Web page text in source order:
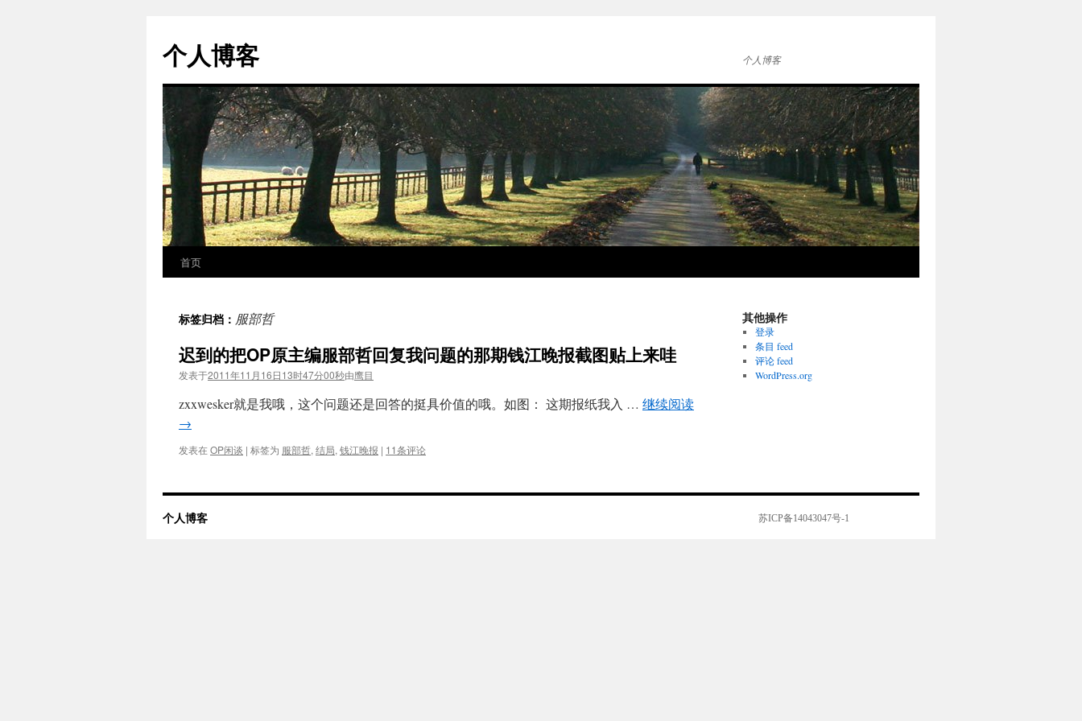
个人博客 个人博客
正
文
首页
标签归档： 服部哲
迟到的把OP原主编服部哲回复我问题的那期钱江晚报截图贴上来哇
发表于2011年11月16日13时47分00秒由鹰目
zxxwesker就是我哦，这个问题还是回答的挺具价值的哦。如图： 这期报纸我入 … 继续阅读
→
发表在OP闲谈 | 标签为 服部哲, 结局, 钱江晚报 | 11条评论
其他操作
登录
条目 feed
评论 feed
WordPress.org
个人博客 苏ICP备14043047号-1